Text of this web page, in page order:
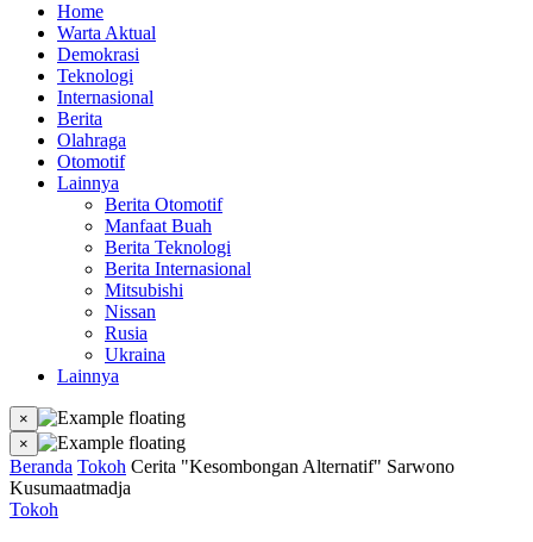
Home
Warta Aktual
Demokrasi
Teknologi
Internasional
Berita
Olahraga
Otomotif
Lainnya
Berita Otomotif
Manfaat Buah
Berita Teknologi
Berita Internasional
Mitsubishi
Nissan
Rusia
Ukraina
Lainnya
×
×
Beranda Tokoh Cerita "Kesombongan Alternatif" Sarwono
Kusumaatmadja
Tokoh